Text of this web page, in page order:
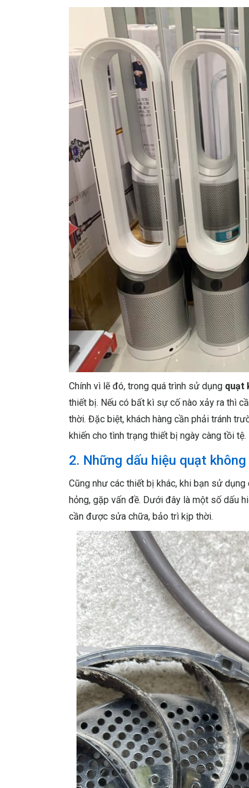
Chính vì lẽ đó, trong quá trình sử dụng quạt
thiết bị. Nếu có bất kì sự cố nào xảy ra thì
thời. Đặc biệt, khách hàng cần phải tránh
khiến cho tình trạng thiết bị ngày càng tồi tệ.
2. Những dấu hiệu quạt
Cũng như các thiết bị khác, khi bạn sử
hỏng, gặp vấn đề. Dưới đây là một số dấu
cần được sửa chữa, bảo trì kịp thời.